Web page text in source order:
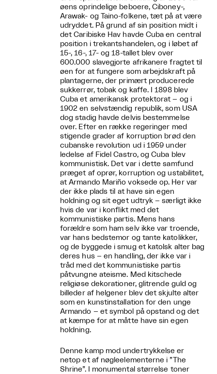
øens oprindelige beboere, Ciboney-,
Arawak- og Taino-folkene, tæt på at være
udryddet. På grund af sin position midt i
det Caribiske Hav havde Cuba en central
position i trekantshandelen, og i løbet af
15-, 16-, 17- og 18-tallet blev over
600.000 slavegjorte afrikanere fragtet til
øen for at fungere som arbejdskraft på
plantagerne, der primært producerede
sukkerrør, tobak og kaffe. I 1898 blev
Cuba et amerikansk protektorat – og i
1902 en selvstændig republik, som USA
dog stadig havde delvis bestemmelse
over. Efter en række regeringer med
stigende grader af korruption brød den
cubanske revolution ud i 1959 under
ledelse af Fidel Castro, og Cuba blev
kommunistisk. Det var i dette samfund
præget af oprør, korruption og ustabilitet,
at Armando Mariño voksede op. Her var
der ikke plads til at have sin egen
holdning og sit eget udtryk – særligt ikke
hvis de var i konflikt med det
kommunistiske partis. Mens hans
forældre som ham selv ikke var troende,
var hans bedstemor og tante katolikker,
og de byggede i smug et katolsk alter bag
deres hus – en handling, der ikke var i
tråd med det kommunistiske partis
påtvungne ateisme. Med kitschede
religiøse dekorationer, glitrende guld og
billeder af helgener blev det skjulte alter
som en kunstinstallation for den unge
Armando – et symbol på opstand og det
at kæmpe for at måtte have sin egen
holdning.
Denne kamp mod undertrykkelse er
netop et af nøgleelementerne i ”The
Shrine”. I monumental størrelse toner